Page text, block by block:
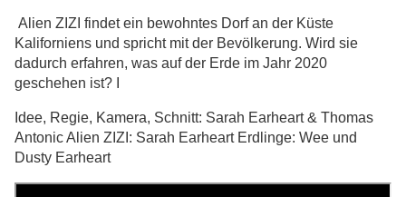
Alien ZIZI findet ein bewohntes Dorf an der Küste
Kaliforniens und spricht mit der Bevölkerung. Wird sie
dadurch erfahren, was auf der Erde im Jahr 2020
geschehen ist? I
Idee, Regie, Kamera, Schnitt: Sarah Earheart & Thomas
Antonic Alien ZIZI: Sarah Earheart Erdlinge: Wee und
Dusty Earheart